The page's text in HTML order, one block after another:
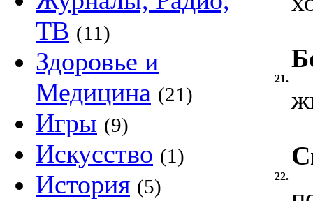
ТВ (11)
Здоровье и
Медицина (21)
Игры (9)
Искусство (1)
История (5)
21.
22.